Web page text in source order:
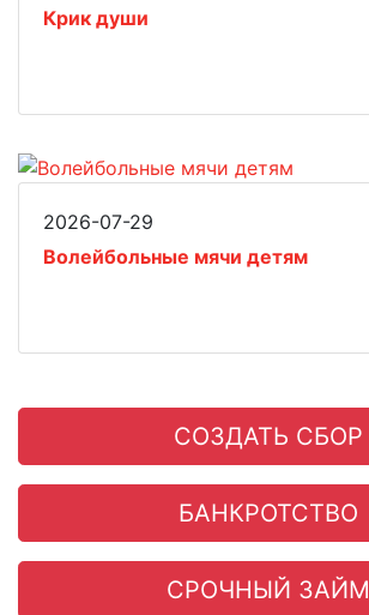
Крик души
2026-07-29
Волейбольные мячи детям
СОЗДАТЬ СБОР
БАНКРОТСТВО
СРОЧНЫЙ ЗАЙМ